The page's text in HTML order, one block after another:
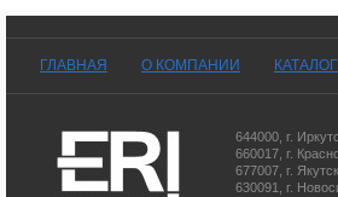
ГЛАВНАЯ О КОМПАНИИ
644000 г.
660017 г.
677007 г. Якутск
630091
г.